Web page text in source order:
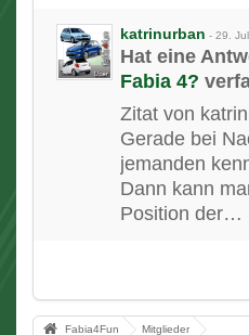
katrinurban - 29.
Hat eine
Fabia 4?
Zitat von
Gerade bei
jemanden
Dann kann
Position der…
Fabia4Fun Mitglieder